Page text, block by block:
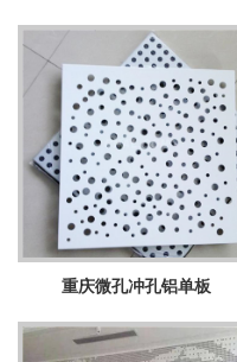
重庆微孔冲孔铝单板